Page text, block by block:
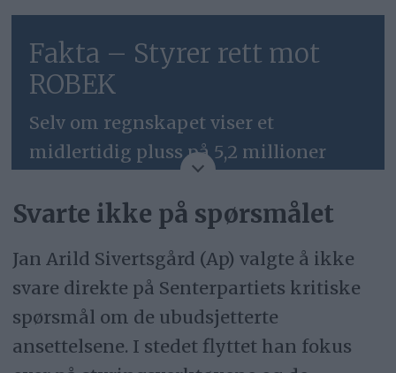
Fakta – Styrer rett mot
ROBEK
Selv om regnskapet viser et
midlertidig pluss på 5,2 millioner
skatteeffekt, er helårsprognosen
Fakta fra tertialrapporten:
Merforbruk:Holtålen kommune
Svarte ikke på spørsmålet
Jan Arild Sivertsgård (Ap) valgte å ikke
svare direkte på Senterpartiets kritiske
spørsmål om de ubudsjetterte
ansettelsene. I stedet flyttet han fokus